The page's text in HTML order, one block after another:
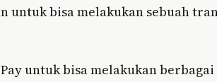
untuk bisa melakukan sebuah
untuk bisa melakukan